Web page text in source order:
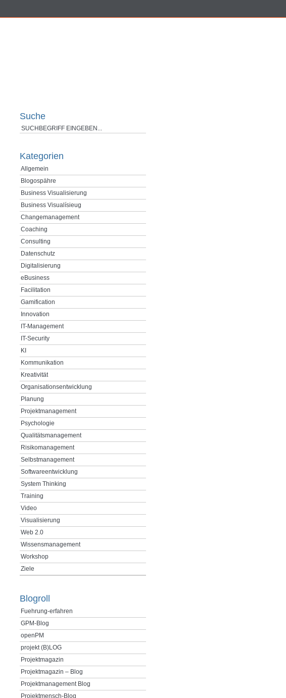
Suche
Kategorien
Allgemein
Blogospähre
Business Visualisierung
Business Visualísieug
Changemanagement
Coaching
Consulting
Datenschutz
Digitalisierung
eBusiness
Facilitation
Gamification
Innovation
IT-Management
IT-Security
KI
Kommunikation
Kreativität
Organisationsentwicklung
Planung
Projektmanagement
Psychologie
Qualitätsmanagement
Risikomanagement
Selbstmanagement
Softwareentwicklung
System Thinking
Training
Video
Visualisierung
Web 2.0
Wissensmanagement
Workshop
Ziele
Blogroll
Fuehrung-erfahren
GPM-Blog
openPM
projekt (B)LOG
Projektmagazin
Projektmagazin – Blog
Projektmanagement Blog
Projektmensch-Blog